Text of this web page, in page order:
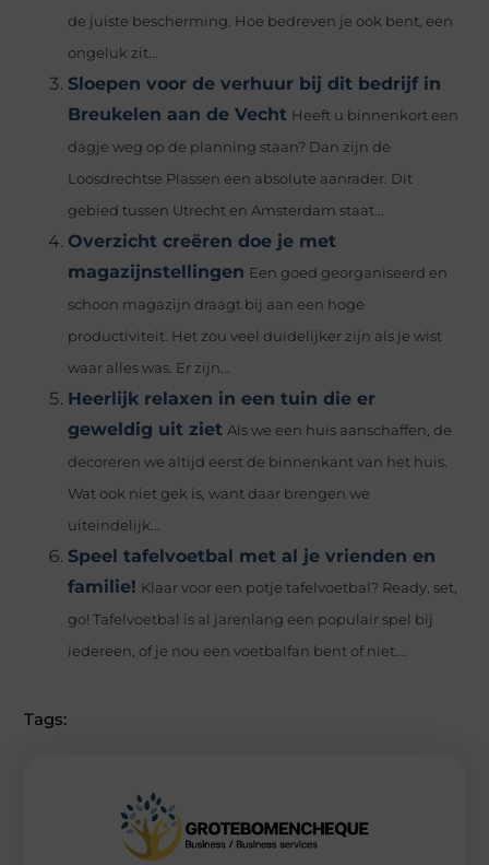
de juiste bescherming. Hoe bedreven je ook bent, een
ongeluk zit...
Sloepen voor de verhuur bij dit bedrijf in
Breukelen aan de Vecht Heeft u binnenkort een
dagje weg op de planning staan? Dan zijn de
Loosdrechtse Plassen een absolute aanrader. Dit
gebied tussen Utrecht en Amsterdam staat...
Overzicht creëren doe je met
magazijnstellingen Een goed georganiseerd en
schoon magazijn draagt ​​bij aan een hoge
productiviteit. Het zou veel duidelijker zijn als je wist
waar alles was. Er zijn...
Heerlijk relaxen in een tuin die er
geweldig uit ziet Als we een huis aanschaffen, de
decoreren we altijd eerst de binnenkant van het huis.
Wat ook niet gek is, want daar brengen we
uiteindelijk...
Speel tafelvoetbal met al je vrienden en
familie! Klaar voor een potje tafelvoetbal? Ready, set,
go! Tafelvoetbal is al jarenlang een populair spel bij
iedereen, of je nou een voetbalfan bent of niet....
Tags: